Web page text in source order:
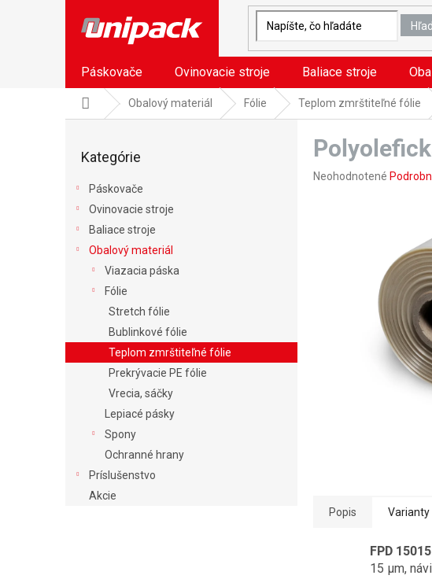
Páskovače Ovinovacie stroje Baliace stroje
DomovObalový materiál Fólie Teplom zmrštiteľné fólie
kategórie
Kategórie
Páskovače
Ovinovacie stroje
Baliace stroje
Obalový materiál
Viazacia páska
Fólie
Stretch fólie
Bublinkové fólie
Teplom zmrštiteľné fólie
Prekrývacie PE fólie
Vrecia, sáčky
Lepiacé pásky
Spony
Ochranné hrany
Príslušenstvo
Akcie
Priemerné
Neohodnotené
Popis Varianty
FPD 15015
15 µm,